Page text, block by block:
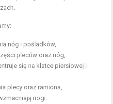
nóg i pośladków,
pleców oraz nóg,
się na klatce piersiowej i
plecy oraz ramiona,
nogi.